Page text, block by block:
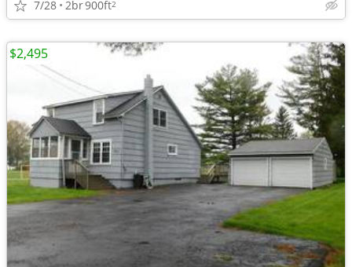
7/28 2br900ft2
$2,495